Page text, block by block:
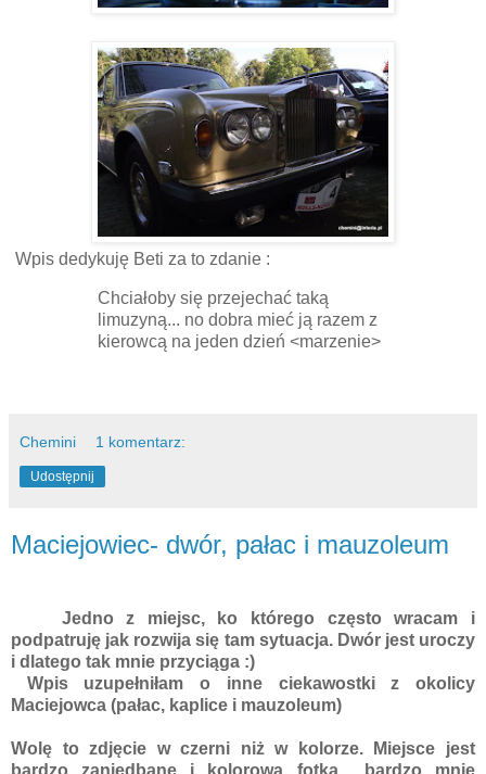
Wpis dedykuję Beti za to zdanie :
Chciałoby się przejechać taką
limuzyną... no dobra mieć ją razem z
kierowcą na jeden dzień <marzenie>
Chemini 1 komentarz:
Udostępnij
Maciejowiec- dwór, pałac i mauzoleum
Jedno z miejsc, ko którego często wracam i
podpatruję jak rozwija się tam sytuacja. Dwór jest uroczy
i dlatego tak mnie przyciąga :)
Wpis uzupełniłam o inne ciekawostki z okolicy
Maciejowca (pałac, kaplice i mauzoleum)
Wolę to zdjęcie w czerni niż w kolorze. Miejsce jest
bardzo zaniedbane i kolorowa fotka bardzo mnie